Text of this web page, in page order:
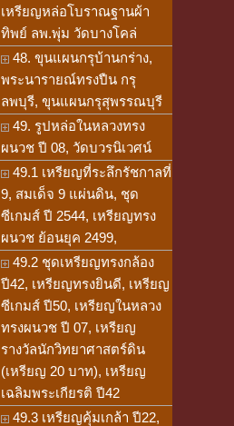
เหรียญหล่อโบราณฐานผ้า
ทิพย์ ลพ.พุ่ม วัดบางโคล่
48. ขุนแผนกรุบ้านกร่าง,
พระนารายณ์ทรงปืน กรุ
ลพบุรี, ขุนแผนกรุสุพรรณบุรี
49. รูปหล่อในหลวงทรง
ผนวช ปี 08, วัดบวรนิเวศน์
49.1 เหรียญที่ระลึกรัชกาลที่
9, สมเด็จ 9 แผ่นดิน, ชุด
ซีเกมส์ ปี 2544, เหรียญทรง
ผนวช ย้อนยุค 2499,
49.2 ชุดเหรียญทรงกล้อง
ปี42, เหรียญทรงยินดี, เหรียญ
ซีเกมส์ ปี50, เหรียญในหลวง
ทรงผนวช ปี 07, เหรียญ
รางวัลนักวิทยาศาสตร์ดิน
(เหรียญ 20 บาท), เหรียญ
เฉลิมพระเกียรติ ปี42
49.3 เหรียญคุ้มเกล้า ปี22,